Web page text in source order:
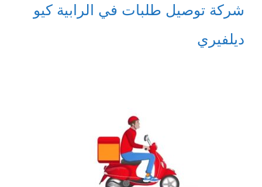
شركة توصيل طلبات في الرابية كيو
ديلفيري